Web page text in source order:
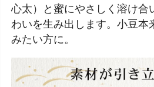
心太）と蜜にやさしく溶け合
わいを生み出します。小豆本
みたい方に。